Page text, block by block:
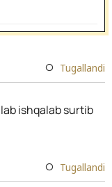
Tugallandi
ishqalab surtib
Tugallandi